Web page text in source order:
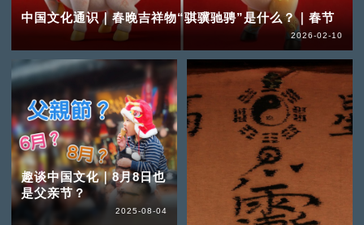
中国文化通识｜春晚吉祥物“骐骥驰骋”是什么？｜春节
2026-02-10
趣谈中国文化｜8月8日也
是父亲节？
2025-08-04